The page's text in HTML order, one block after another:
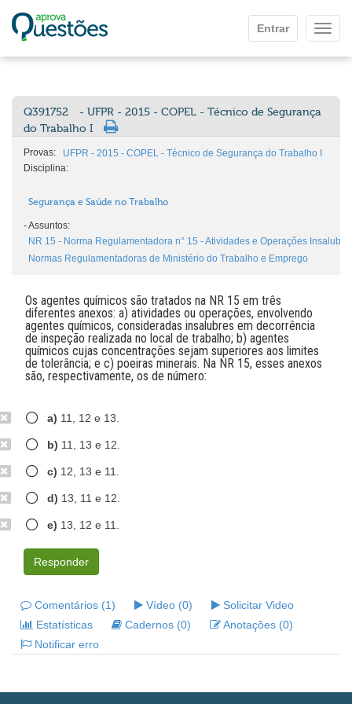
Entrar
Q391752
- UFPR - 2015 - COPEL - Técnico de Segurança
do Trabalho I
Provas:
UFPR - 2015 - COPEL - Técnico de Segurança do Trabalho I
Disciplina:
Segurança e Saúde no Trabalho
-Assuntos:
NR 15 - Norma Regulamentadora n° 15 - Atividades e Operações
Normas Regulamentadoras de Ministério do Trabalho e Emprego
Os agentes químicos são tratados na NR 15 em três
diferentes anexos: a) atividades ou operações, envolvendo
agentes químicos, consideradas insalubres em decorrência
de inspeção realizada no local de trabalho; b) agentes
químicos cujas concentrações sejam superiores aos limites
de tolerância; e c) poeiras minerais. Na NR 15, esses anexos
são, respectivamente, os de número:
a) 11, 12 e 13.
b) 11, 13 e 12.
c) 12, 13 e 11.
d) 13, 11 e 12.
e) 13, 12 e 11.
Responder
Comentários (1) Vídeo (0)
Solicitar Video
Estatísticas
Cadernos (0)
Anotações (0)
Notificar erro